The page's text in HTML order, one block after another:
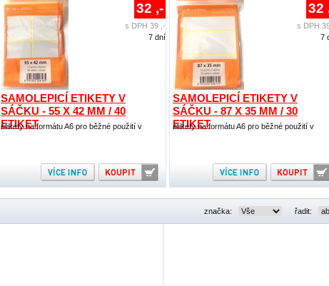
SAMOLEPICÍ ETIKETY V
SÁČKU - 55 X 42 MM / 40
ETIKET
etikety na formátu A6 pro běžné použití v
32 ,-
s DPH 39 ,-
7 dní
SAMOLEPICÍ ETIKETY V
SÁČKU - 87 X 35 MM / 30
ETIKET
etikety na formátu A6 pro běžné použití v
32
s DPH
7
značka: řadit: